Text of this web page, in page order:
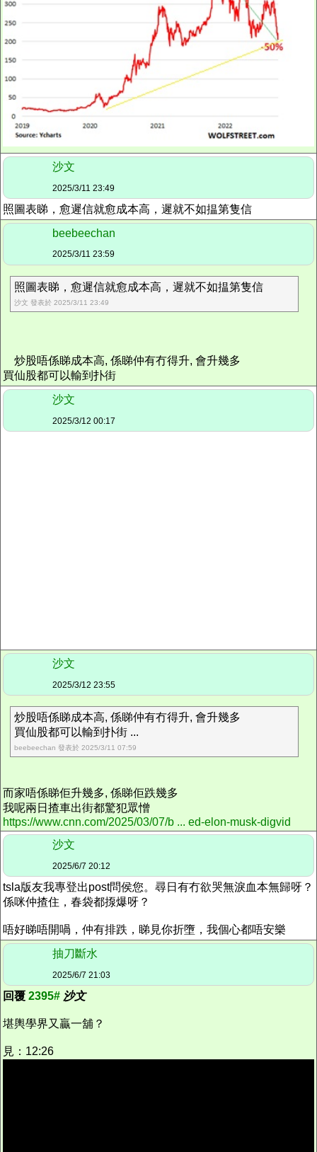
沙文
2025/3/11 23:49
照圖表睇，愈遲信就愈成本高，遲就不如揾第隻信
beebeechan
2025/3/11 23:59
照圖表睇，愈遲信就愈成本高，遲就不如揾第隻信
沙文 發表於 2025/3/11 23:49
炒股唔係睇成本高, 係睇仲有冇得升, 會升幾多
買仙股都可以輸到扑街
沙文
2025/3/12 00:17
沙文
2025/3/12 23:55
炒股唔係睇成本高, 係睇仲有冇得升, 會升幾多
買仙股都可以輸到扑街 ...
beebeechan 發表於 2025/3/11 07:59
而家唔係睇佢升幾多, 係睇佢跌幾多
我呢兩日揸車出街都驚犯眾憎
https://www.cnn.com/2025/03/07/b ... ed-elon-musk-digvid
沙文
2025/6/7 20:12
tsla版友我專登出post問侯您。尋日有冇欲哭無淚血本無歸呀？
係咪仲揸住，春袋都揼爆呀？
唔好睇唔開喎，仲有排跌，睇見你折墮，我個心都唔安樂
抽刀斷水
2025/6/7 21:03
回覆 2395# 沙文
堪輿學界又贏一舖？
見：12:26